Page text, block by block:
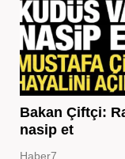
Bakan Çiftçi:
nasip et
Haber7